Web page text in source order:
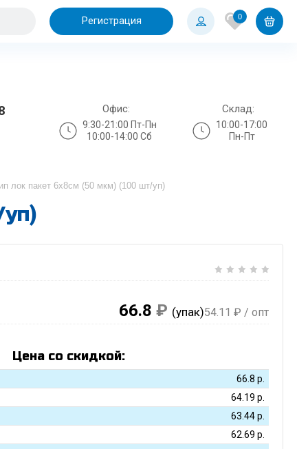
Регистрация 0
Офис:
9:30-21:00 Пт-Пн
10:00-14:00 Сб
Склад:
10:00-17:00
Пн-Пт
лок пакет 6х8см (50 мкм) (100 шт/уп)
66.8 ₽ (упак)54.11 ₽ / опт
Цена со скидкой:
66.8 р.
64.19 р.
63.44р.
62.69 р.